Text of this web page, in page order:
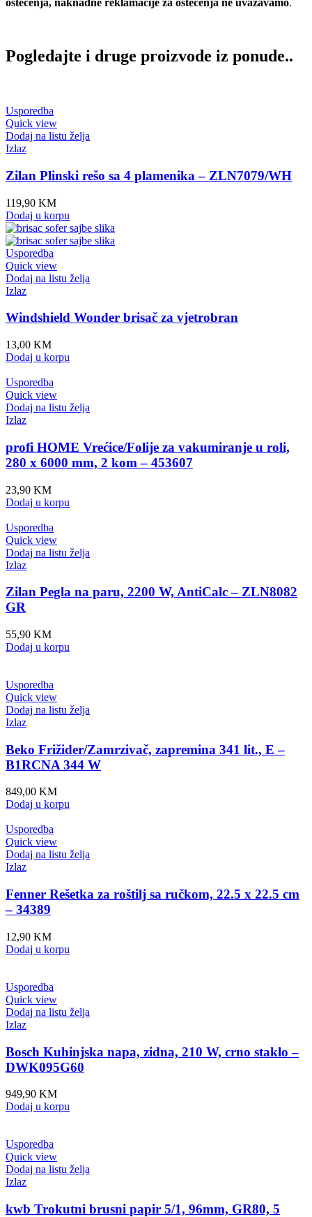
oštećenja, naknadne reklamacije za oštećenja ne uvažavamo.
Pogledajte i druge proizvode iz ponude..
Usporedba
Quick view
Dodaj na listu želja
Izlaz
Zilan Plinski rešo sa 4 plamenika – ZLN7079/WH
119,90 KM
Dodaj u korpu
Usporedba
Quick view
Dodaj na listu želja
Izlaz
Windshield Wonder brisač za vjetrobran
13,00 KM
Dodaj u korpu
Usporedba
Quick view
Dodaj na listu želja
Izlaz
profi HOME Vrećice/Folije za vakumiranje u roli,
280 x 6000 mm, 2 kom – 453607
23,90 KM
Dodaj u korpu
Usporedba
Quick view
Dodaj na listu želja
Izlaz
Zilan Pegla na paru, 2200 W, AntiCalc – ZLN8082
GR
55,90 KM
Dodaj u korpu
Usporedba
Quick view
Dodaj na listu želja
Izlaz
Beko Frižider/Zamrzivač, zapremina 341 lit., E –
B1RCNA 344 W
849,00 KM
Dodaj u korpu
Usporedba
Quick view
Dodaj na listu želja
Izlaz
Fenner Rešetka za roštilj sa ručkom, 22.5 x 22.5 cm
– 34389
12,90 KM
Dodaj u korpu
Usporedba
Quick view
Dodaj na listu želja
Izlaz
Bosch Kuhinjska napa, zidna, 210 W, crno staklo –
DWK095G60
949,90 KM
Dodaj u korpu
Usporedba
Quick view
Dodaj na listu želja
Izlaz
kwb Trokutni brusni papir 5/1, 96mm, GR80, 5